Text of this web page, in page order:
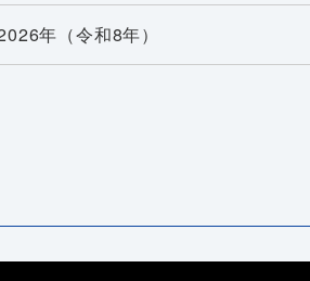
年（令和8年）